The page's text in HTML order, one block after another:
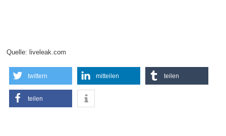
Quelle: liveleak.com
twittern mitteilen teilen
teilen